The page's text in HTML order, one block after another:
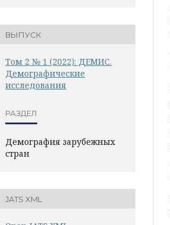
ВЫПУСК
Том 2 № 1 (2022): ДЕМИС.
Демографические
исследования
РАЗДЕЛ
Демография зарубежных
стран
JATS XML